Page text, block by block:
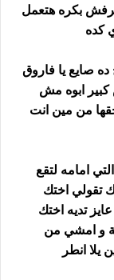
بكره هتعمل
كده
صايع يا فاروق
ابوه مش
من مين انت
امامه لتقع
تقولي اختك
تديه اختك
و امشي من
انطر